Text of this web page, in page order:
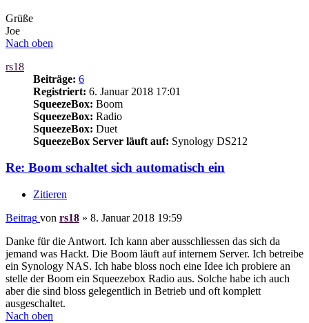
Grüße
Joe
Nach oben
rs18
Beiträge: 6
Registriert: 6. Januar 2018 17:01
SqueezeBox: Boom
SqueezeBox: Radio
SqueezeBox: Duet
SqueezeBox Server läuft auf: Synology DS212
Re: Boom schaltet sich automatisch ein
Zitieren
Beitrag von rs18 » 8. Januar 2018 19:59
Danke für die Antwort. Ich kann aber ausschliessen das sich da
jemand was Hackt. Die Boom läuft auf internem Server. Ich betreibe
ein Synology NAS. Ich habe bloss noch eine Idee ich probiere an
stelle der Boom ein Squeezebox Radio aus. Solche habe ich auch
aber die sind bloss gelegentlich in Betrieb und oft komplett
ausgeschaltet.
Nach oben